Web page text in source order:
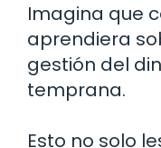
Imagina que
aprendiera
gestión del
temprana.
Esto no solo